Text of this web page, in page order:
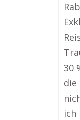
30
die
ich